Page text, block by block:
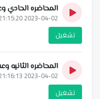
المحاضره الحادي
2023-04-02 21:15:20
تشغيل
المحاضره الثانيه
2023-04-02 21:16:13
تشغيل